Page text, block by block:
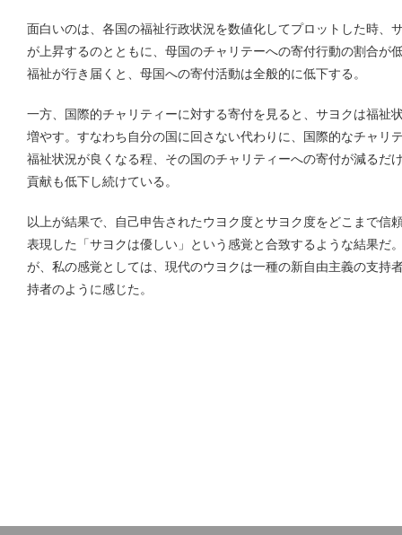
面白いのは、各国の福祉行政状況を数値化してプロットした時、
が上昇するのとともに、母国のチャリテーへの寄付行動の割合が
福祉が行き届くと、母国への寄付活動は全般的に低下する。
一方、国際的チャリティーに対する寄付を見ると、サヨクは福祉
増やす。すなわち自分の国に回さない代わりに、国際的なチャリ
福祉状況が良くなる程、その国のチャリティーへの寄付が減るだ
貢献も低下し続けている。
以上が結果で、自己申告されたウヨク度とサヨク度をどこまで信
表現した「サヨクは優しい」という感覚と合致するような結果だ
が、私の感覚としては、現代のウヨクは一種の新自由主義の支持
持者のように感じた。